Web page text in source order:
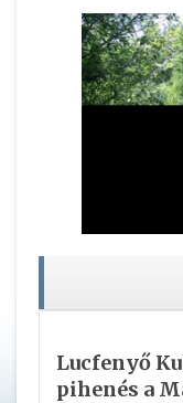
Lucfenyő
pihenés a